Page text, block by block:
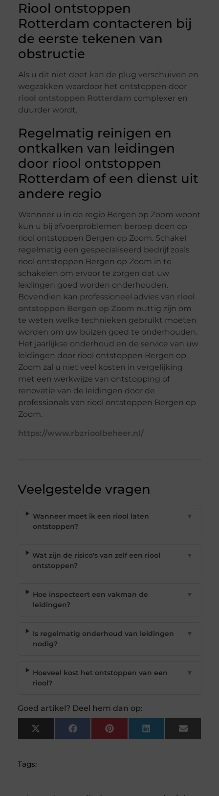
Riool ontstoppen
Rotterdam contacteren bij
de eerste tekenen van
obstructie
Als u dit niet doet kan de plug verschuiven en
wegzakken waardoor het ontstoppen door
riool ontstoppen Rotterdam complexer en
duurder wordt.
Regelmatig reinigen en
ontkalken van leidingen
door riool ontstoppen
Rotterdam of een dienst uit
andere regio
Wanneer u in de regio Bergen op Zoom woont
kun u bij afvoerproblemen beroep doen op
riool ontstoppen Bergen op Zoom. Schakel
regelmatig een gespecialiseerd bedrijf zoals
riool ontstoppen Bergen op Zoom in te
schakelen om ervoor te zorgen dat uw
leidingen goed worden onderhouden.
Bovendien kan professioneel advies van riool
ontstoppen Bergen op Zoom nuttig zijn om
te weten welke technieken gebruikt moeten
worden om uw buizen goed te onderhouden.
Het jaarlijkse onderhoud en de service van uw
leidingen door riool ontstoppen Bergen op
Zoom zal u niet veel kosten in vergelijking
met een werkwijze van ontstopping of
renovatie van de leidingen door de
professionals van riool ontstoppen Bergen op
Zoom.
https://www.rbzrioolbeheer.nl/
Veelgestelde vragen
Wanneer moet ik een riool laten
ontstoppen?
▼
Wat zijn de risico's van zelf een riool
ontstoppen?
▼
Hoe inspecteert een vakman de
leidingen?
▼
Is regelmatig onderhoud van leidingen
nodig?
▼
Hoeveel kost het ontstoppen van een
riool?
▼
Goed artikel? Deel hem dan op:
X
(Twitter)
FacebookPinterest LinkedIn Email
Tags: